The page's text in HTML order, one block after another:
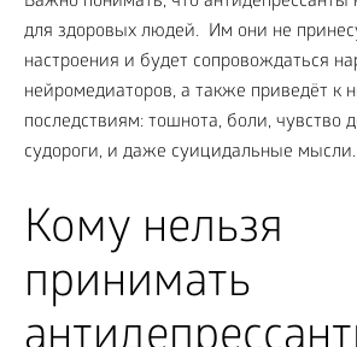
для здоровых людей. Им они не
настроения и будет сопровождаться
нейромедиаторов, а также приведёт к
последствиям: тошнота, боли, чувство
судороги, и даже суицидальные мысли.
Кому нельзя
принимать